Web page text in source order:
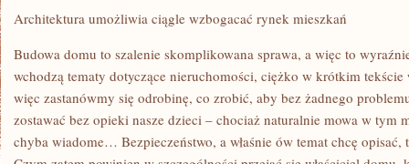
TRZEBA
RYNKU
NIERUCHOMOŚCI?
Architektura umożliwia ciągle wzbogacać rynek mieszkań
Budowa domu to szalenie skomplikowana sprawa, a więc to
wchodzą tematy dotyczące nieruchomości, ciężko w krótkim tekście
więc zastanówmy się odrobinę, co zrobić, aby bez żadnego
zostawać bez opieki nasze dzieci – chociaż naturalnie mowa w tym
chyba wiadome… Bezpieczeństwo, a właśnie ów temat chcę opisać,